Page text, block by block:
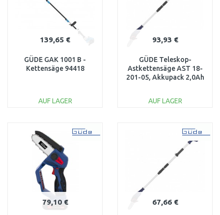
139,65 €
GÜDE GAK 1001 B -
Kettensäge 94418
AUF LAGER
Vergleichen
93,93 €
GÜDE Teleskop-
Astkettensäge AST 18-
201-05, Akkupack 2,0Ah
AUF LAGER
79,10 € 67,66 €